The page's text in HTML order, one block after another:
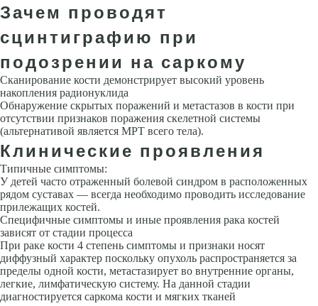
Зачем проводят
сцинтиграфию при
подозрении на саркому
Сканирование кости демонстрирует высокий уровень
накопления радионуклида
Обнаружение скрытых поражений и метастазов в кости при
отсутствии признаков поражения скелетной системы
(альтернативой является МРТ всего тела).
Клинические проявления
Типичные симптомы:
У детей часто отраженный болевой синдром в расположенных
рядом суставах — всегда необходимо проводить исследование
прилежащих костей.
Специфичные симптомы и иные проявления рака костей
зависят от стадии процесса
При раке кости 4 степень симптомы и признаки носят
диффузный характер поскольку опухоль распространяется за
пределы одной кости, метастазирует во внутренние органы,
легкие, лимфатическую систему. На данной стадии
диагностируется саркома кости и мягких тканей